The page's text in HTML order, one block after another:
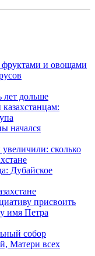
фруктами и овощами
лет дольше
начался
сколько
Дубайское
присвоить
имя Петра
собор
Матери всех